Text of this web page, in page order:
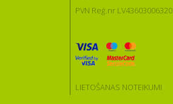
PVN Reģ.nr LV43603006320
LIETOŠANAS NOTEIKUMI